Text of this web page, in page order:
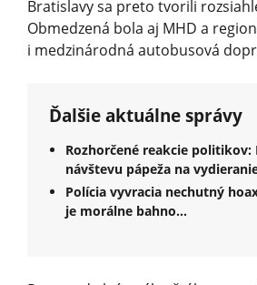
Bratislavy sa preto tvorili
Obmedzená bola aj MHD a
i medzinárodná autobusová
Ďalšie aktuálne správy
Rozhorčené reakcie politikov:
návštevu pápeža na
Polícia vyvracia nechutný
je morálne bahno…